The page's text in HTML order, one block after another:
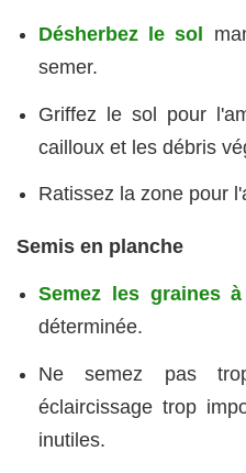
Désherbez le sol
semer.
Griffez le sol pour
cailloux et les débris
Ratissez la zone pour
Semis en planche
Semez les graines
déterminée.
Ne semez pas
éclaircissage trop
inutiles.